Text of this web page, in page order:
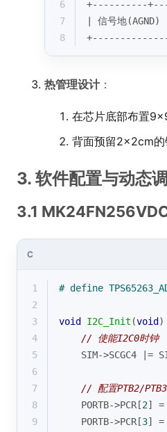
6
+----------
7
| 信号地
8
热管理设计：
在芯片底部布置
背面预留2×2cm的
3. 软件配置与动态
3.1
C
1 # define
2
3
void I2C_Init (void )
4
// 使能I2C0时钟
5
SIM->SCGC4 |=
6
7
// 配置PTB2/
8
    PORTB->PCR[
2] =
9
    PORTB->PCR[
3] =